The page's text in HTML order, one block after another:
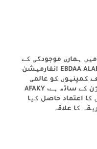
ہماری موجودگی کے
بعد، AFAKY اب یو اے ای میں (EBDAA ALAFAQ انفارمیشن
کمپنیوں کو عالمی
معیار کے IT حل فراہم کرنے کے وژن کے ساتھ ہے، AFAKY
کا اعتماد حاصل کیا
کا علاقہ